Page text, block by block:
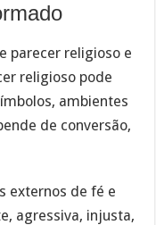
parecer religioso e
religioso pode
ambientes
de conversão,
externos de fé e
agressiva, injusta,